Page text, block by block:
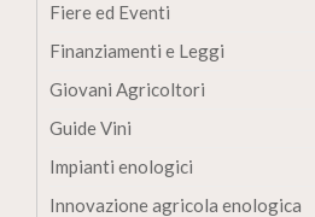
Fiere ed Eventi
Finanziamenti e Leggi
Giovani Agricoltori
Guide Vini
Impianti enologici
Innovazione agricola enologica